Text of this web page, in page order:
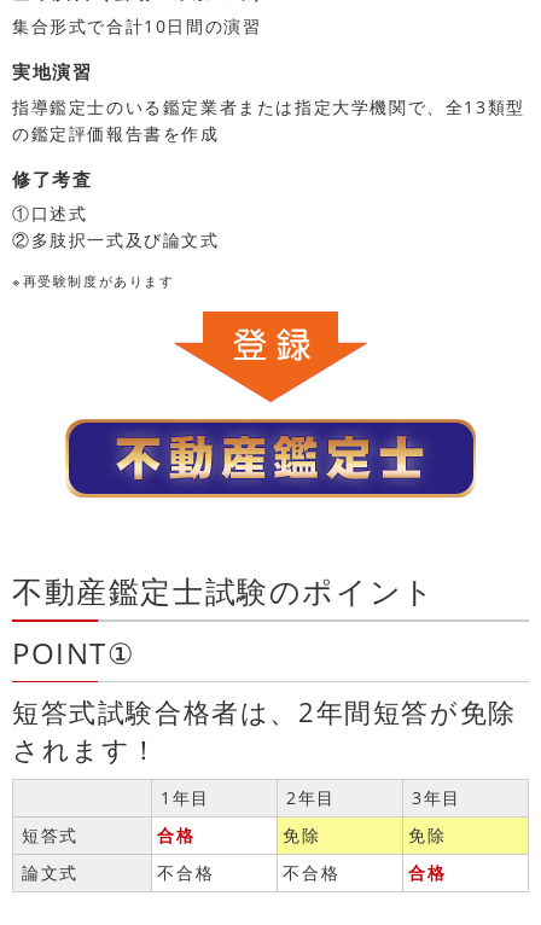
集合形式で合計10日間の演習
実地演習
指導鑑定士のいる鑑定業者または指定大学機関で、全13類型
の鑑定評価報告書を作成
修了考査
①口述式
②多肢択一式及び論文式
※再受験制度があります
不動産鑑定士試験のポイント
POINT①
短答式試験合格者は、2年間短答が免除
されます！
1年目 2年目
3年目
短答式
合格 免除
免除
論文式
不合格 不合格 合格